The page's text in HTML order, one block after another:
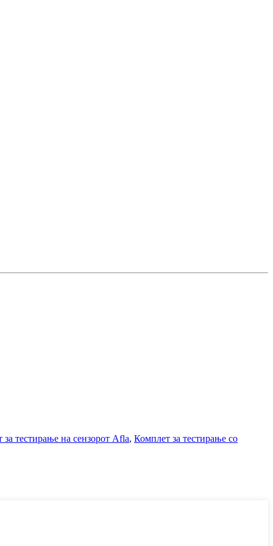
за тестирање на сензорот Afla, Комплет за тестирање со